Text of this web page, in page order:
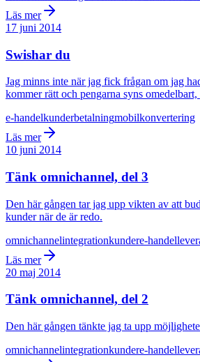
Läs mer
17 juni 2014
Swishar du
Jag minns inte när jag fick frågan om jag
kommer rätt och pengarna syns
e-handelkunderbetalningmobilkonvertering
Läs mer
10 juni 2014
Tänk omnichannel, del 3
Den här gången tar jag upp vikten av att
kunder när de är redo.
omnichannelintegrationkundere-handel
Läs mer
20 maj 2014
Tänk omnichannel, del 2
Den här gången tänkte jag ta upp
omnichannelintegrationkundere-handel